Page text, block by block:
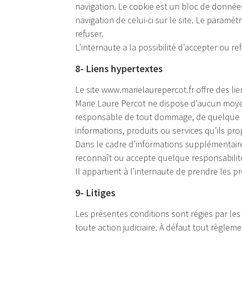
navigation. Le cookie est un bloc de
navigation de celui-ci sur le site. Le
refuser.
L’internaute a la possibilité d’accepter ou
8- Liens hypertextes
Le site www.marielaurepercot.fr offre des
Marie Laure Percot ne dispose d’aucun
responsable de tout dommage, de
informations, produits ou services qu’ils
Dans le cadre d’informations
reconnaît ou accepte quelque
Il appartient à l’internaute de prendre les
9- Litiges
Les présentes conditions sont régies par
toute action judiciaire. À défaut tout